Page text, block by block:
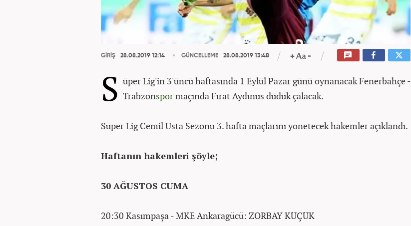
GİRİŞ 28.08.2019 12:14 GÜNCELLEME 28.08.2019 13:48
S üper Lig'in 3'üncü haftasında 1 Eylül Pazar günü oynanacak Fenerbahçe -
Trabzonspormaçında Fırat Aydınus düdük çalacak.
Süper Lig Cemil Usta Sezonu 3. hafta maçlarını yönetecek hakemler açıklandı.
Haftanın hakemleri şöyle;
30 AĞUSTOS CUMA
20:30 Kasımpaşa - MKE Ankaragücü: ZORBAY KÜÇÜK